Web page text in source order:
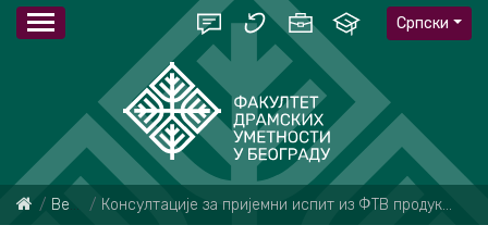
Српски
Вести Консултације за пријемни испит из ФТВ продукције 24.02.2022.